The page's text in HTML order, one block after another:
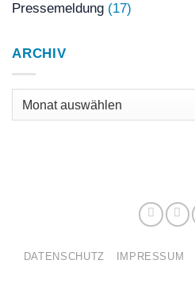
Pressemeldung (17)
ARCHIV
Archiv
DATENSCHUTZ IMPRESSUM